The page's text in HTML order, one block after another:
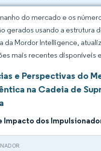
do mercado e os
gerados usando a estrutura
da Mordor Intelligence,
mais recentes disponíveis
e Perspectivas do
na Cadeia de
Impacto dos